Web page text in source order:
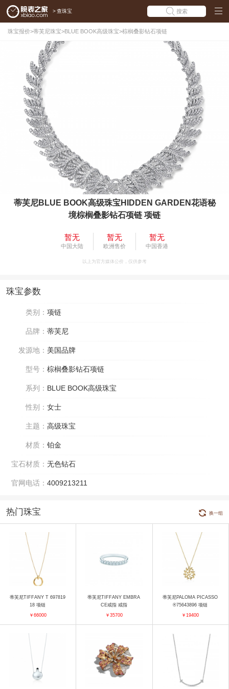
> 查珠宝 搜索
珠宝报价>蒂芙尼珠宝>BLUE BOOK高级珠宝>棕榈叠影钻石项链
蒂芙尼BLUE BOOK高级珠宝HIDDEN GARDEN花语秘
境棕榈叠影钻石项链 项链
暂无
中国大陆
暂无
欧洲售价
暂无
中国香港
以上为官方媒体公价，仅供参考
珠宝参数
类别： 项链
品牌： 蒂芙尼
发源地： 美国品牌
型号： 棕榈叠影钻石项链
系列： BLUE BOOK高级珠宝
性别： 女士
主题： 高级珠宝
材质： 铂金
宝石材质： 无色钻石
官网电话： 4009213211
热门珠宝 换一组
蒂芙尼TIFFANY T 697819
18 项链
￥66000
蒂芙尼TIFFANY EMBRA
CE戒指 戒指
￥35700
蒂芙尼PALOMA PICASSO
®75643896 项链
￥19400